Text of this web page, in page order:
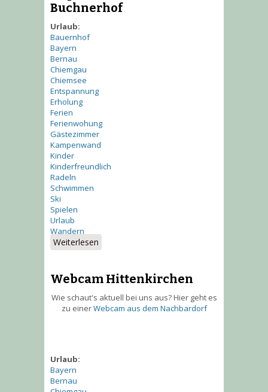
Buchnerhof
Urlaub:
Bauernhof
Bayern
Bernau
Chiemgau
Chiemsee
Entspannung
Erholung
Ferien
Ferienwohung
Gästezimmer
Kampenwand
Kinder
Kinderfreundlich
Radeln
Schwimmen
Ski
Spielen
Urlaub
Wandern
Weiterlesen
Buchnerhof
Webcam Hittenkirchen
Wie schaut's aktuell bei uns aus? Hier geht es
zu einerWebcam aus dem Nachbardorf
Urlaub:
Bayern
Bernau